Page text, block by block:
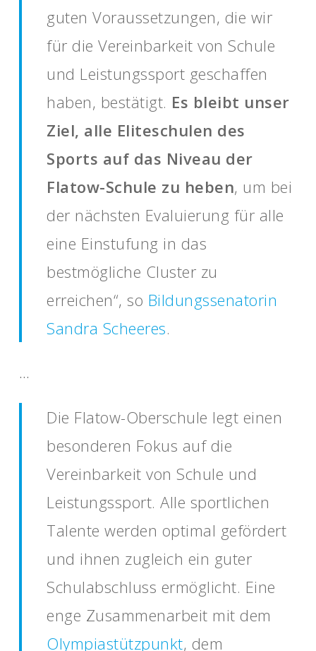
guten Voraussetzungen, die wir
für die Vereinbarkeit von Schule
und Leistungssport geschaffen
haben, bestätigt. Es bleibt unser
Ziel, alle Eliteschulen des
Sports auf das Niveau der
Flatow-Schule zu heben, um bei
der nächsten Evaluierung für alle
eine Einstufung in das
bestmögliche Cluster zu
erreichen“, so Bildungssenatorin
Sandra Scheeres.
…
Die Flatow-Oberschule legt einen
besonderen Fokus auf die
Vereinbarkeit von Schule und
Leistungssport. Alle sportlichen
Talente werden optimal gefördert
und ihnen zugleich ein guter
Schulabschluss ermöglicht. Eine
enge Zusammenarbeit mit dem
Olympiastützpunkt, dem